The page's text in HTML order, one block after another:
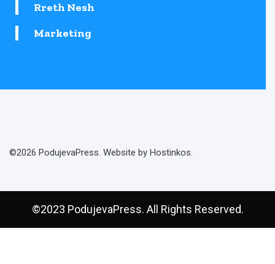
Rreth Nesh
Marketing
©2026 PodujevaPress. Website by Hostinkos.
©2023 PodujevaPress. All Rights Reserved.